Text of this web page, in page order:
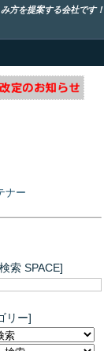
方を提案する会社です！
ナー
索 SPACE]
リー]